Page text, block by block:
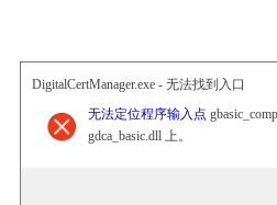
DigitalCertManager.exe - 无法找到入口
无法定位程序输入点
gdca_basic.dll 上。